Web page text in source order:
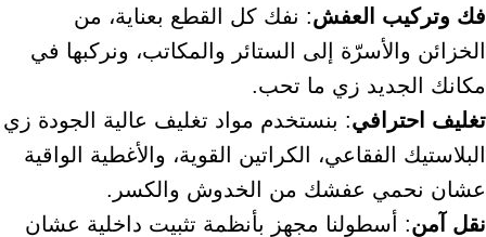
فك وتركيب العفش: نفك كل القطع بعناية، من
الخزائن والأسرّة إلى الستائر والمكاتب، ونركبها في
مكانك الجديد زي ما تحب.
تغليف احترافي: بنستخدم مواد تغليف عالية الجودة زي
البلاستيك الفقاعي، الكراتين القوية، والأغطية الواقية
عشان نحمي عفشك من الخدوش والكسر.
نقل آمن: أسطولنا مجهز بأنظمة تثبيت داخلية عشان